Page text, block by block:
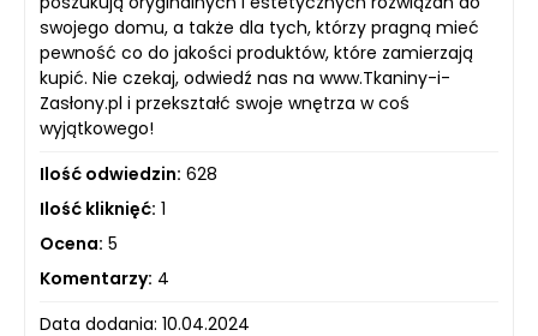
swojego domu, a także dla tych, którzy pragną mieć
pewność co do jakości produktów, które zamierzają
kupić. Nie czekaj, odwiedź nas na www.Tkaniny-i-
Zasłony.pl i przekształć swoje wnętrza w coś
wyjątkowego!
Ilość odwiedzin: 628
Ilość kliknięć: 1
Ocena: 5
Komentarzy: 4
Data dodania: 10.04.2024